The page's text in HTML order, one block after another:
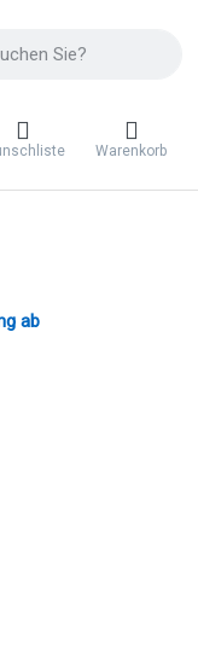
Warenkorb
ab